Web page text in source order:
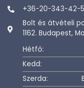
+36-20-343-42-
Bolt és átvételi
1162. Budapest,
Hétfő:
Kedd:
Szerda: